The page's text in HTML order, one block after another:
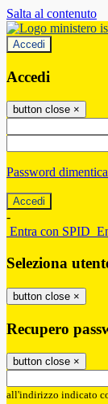
Salta al contenuto
Accedi
Accedi
button close ×
Password
-
Entra con SPID
Seleziona
button close ×
Recupero
button close ×
all'indirizzo indicato